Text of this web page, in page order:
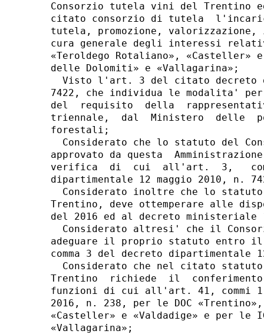
Consorzio tutela vini del
citato consorzio di tutela
tutela, promozione, valorizzazione,
cura generale degli interessi
«Teroldego Rotaliano», «Casteller»
delle Dolomiti» e «Vallagarina»;
Visto l'art. 3 del citato decreto
7422, che individua le modalita'
del  requisito  della
triennale,  dal  Ministero  delle
forestali;
Considerato che lo statuto del
approvato da questa
verifica  di  cui  all'art.  3,
dipartimentale 12 maggio 2010, n.
Considerato inoltre che lo
Trentino, deve ottemperare alle
del 2016 ed al decreto
Considerato altresi' che il
adeguare il proprio statuto
comma 3 del decreto dipartimentale
Considerato che nel citato
Trentino  richiede  il
funzioni di cui all'art. 41, commi
2016, n. 238, per le DOC
«Casteller» e «Valdadige» e per
«Vallagarina»;